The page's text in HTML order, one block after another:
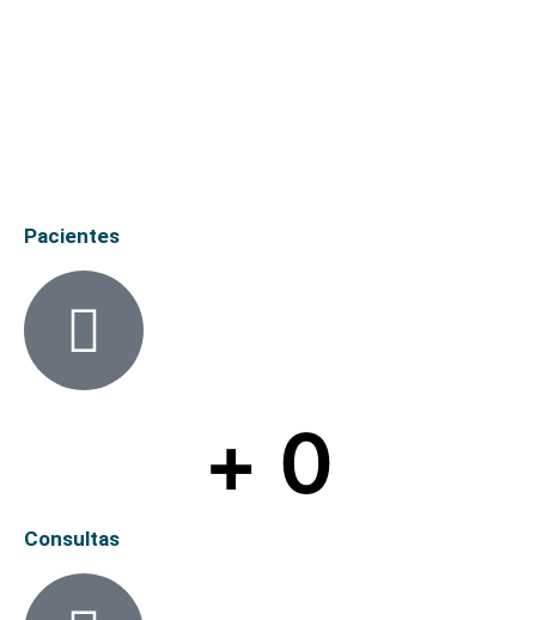
Pacientes
+ 0
Consultas